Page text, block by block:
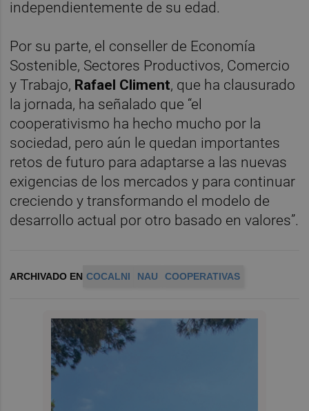
independientemente de su edad.
Por su parte, el conseller de Economía
Sostenible, Sectores Productivos, Comercio
y Trabajo, Rafael Climent, que ha clausurado
la jornada, ha señalado que “el
cooperativismo ha hecho mucho por la
sociedad, pero aún le quedan importantes
retos de futuro para adaptarse a las nuevas
exigencias de los mercados y para continuar
creciendo y transformando el modelo de
desarrollo actual por otro basado en valores”.
ARCHIVADO EN COCALNI NAU COOPERATIVAS